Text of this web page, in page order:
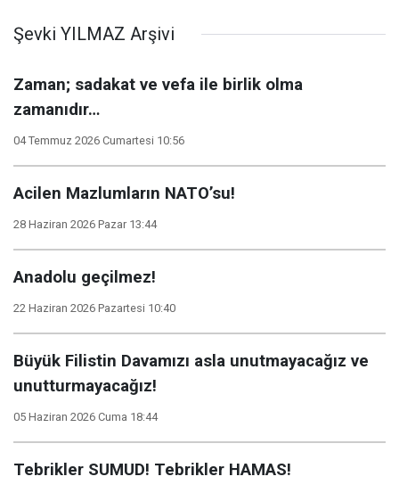
Şevki YILMAZ Arşivi
Zaman; sadakat ve vefa ile birlik olma
zamanıdır…
04 Temmuz 2026 Cumartesi 10:56
Acilen Mazlumların NATO’su!
28 Haziran 2026 Pazar 13:44
Anadolu geçilmez!
22 Haziran 2026 Pazartesi 10:40
Büyük Filistin Davamızı asla unutmayacağız ve
unutturmayacağız!
05 Haziran 2026 Cuma 18:44
Tebrikler SUMUD! Tebrikler HAMAS!